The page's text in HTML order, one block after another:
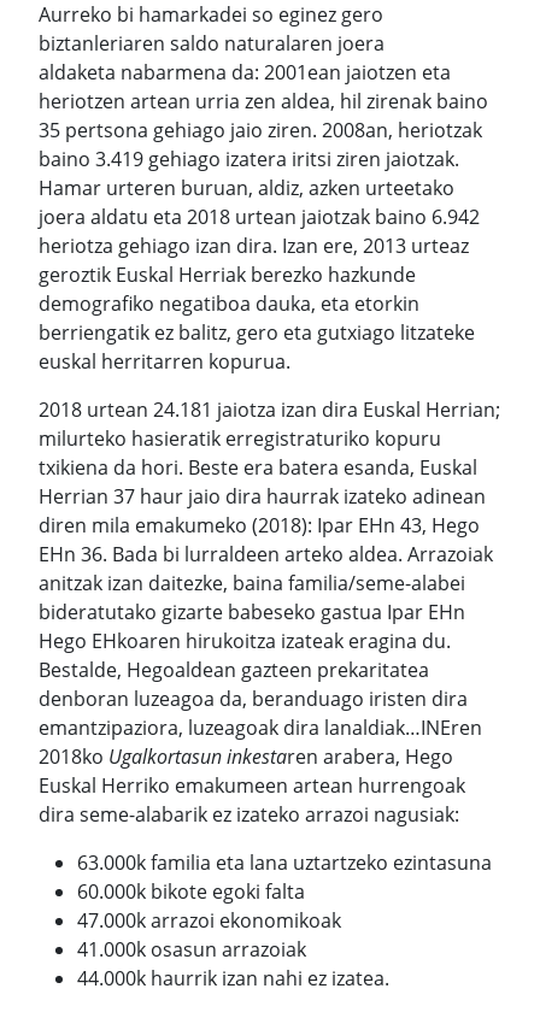
Aurreko bi hamarkadei so eginez gero
biztanleriaren saldo naturalaren joera
aldaketa nabarmena da: 2001ean jaiotzen eta
heriotzen artean urria zen aldea, hil zirenak baino
35 pertsona gehiago jaio ziren. 2008an, heriotzak
baino 3.419 gehiago izatera iritsi ziren jaiotzak.
Hamar urteren buruan, aldiz, azken urteetako
joera aldatu eta 2018 urtean jaiotzak baino 6.942
heriotza gehiago izan dira. Izan ere, 2013 urteaz
geroztik Euskal Herriak berezko hazkunde
demografiko negatiboa dauka, eta etorkin
berriengatik ez balitz, gero eta gutxiago litzateke
euskal herritarren kopurua.
2018 urtean 24.181 jaiotza izan dira Euskal Herrian;
milurteko hasieratik erregistraturiko kopuru
txikiena da hori. Beste era batera esanda, Euskal
Herrian 37 haur jaio dira haurrak izateko adinean
diren mila emakumeko (2018): Ipar EHn 43, Hego
EHn 36. Bada bi lurraldeen arteko aldea. Arrazoiak
anitzak izan daitezke, baina familia/seme-alabei
bideratutako gizarte babeseko gastua Ipar EHn
Hego EHkoaren hirukoitza izateak eragina du.
Bestalde, Hegoaldean gazteen prekaritatea
denboran luzeagoa da, beranduago iristen dira
emantzipaziora, luzeagoak dira lanaldiak…INEren
2018ko Ugalkortasun inkestaren arabera, Hego
Euskal Herriko emakumeen artean hurrengoak
dira seme-alabarik ez izateko arrazoi nagusiak:
63.000k familia eta lana uztartzeko ezintasuna
60.000k bikote egoki falta
47.000k arrazoi ekonomikoak
41.000k osasun arrazoiak
44.000k haurrik izan nahi ez izatea.